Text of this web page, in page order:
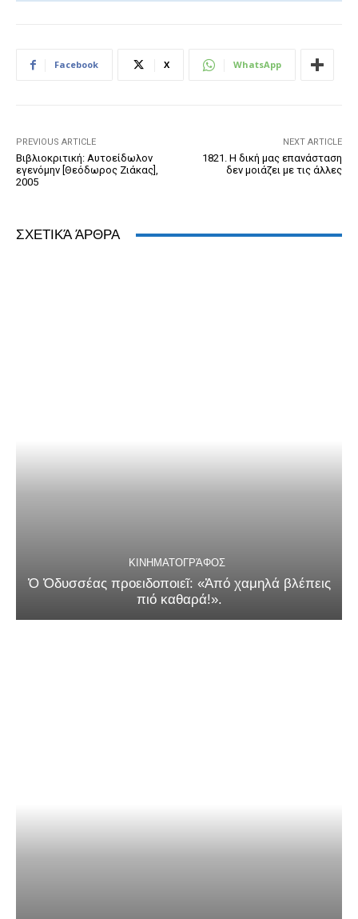
c
b
k
ss
n
tt
ail tF d
e
at
A
k
dI
Facebook X WhatsApp
PREVIOUS ARTICLE
Βιβλιοκριτική: Αυτοείδωλον
εγενόμην [Θεόδωρος Ζιάκας],
2005
NEXT ARTICLE
1821. Η δική μας επανάσταση
δεν μοιάζει με τις άλλες
ΣΧΕΤΙΚΆ ΆΡΘΡΑ
ΚΙΝΗΜΑΤΟΓΡΆΦΟΣ
Ὁ Ὀδυσσέας προειδοποιεῖ: «Ἀπό χαμηλά βλέπεις
πιό καθαρά!».